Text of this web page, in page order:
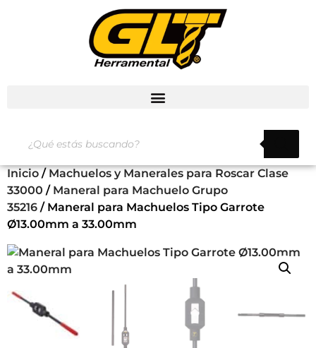
Inicio / Machuelos y Manerales para Roscar Clase
33000 / Maneral para Machuelo Grupo
35216 / Maneral para Machuelos Tipo Garrote
Ø13.00mm a 33.00mm